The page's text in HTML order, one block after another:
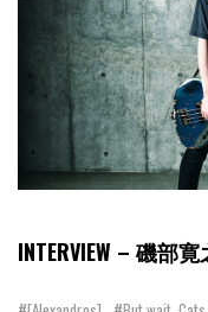
INTERVIEW – 磯部